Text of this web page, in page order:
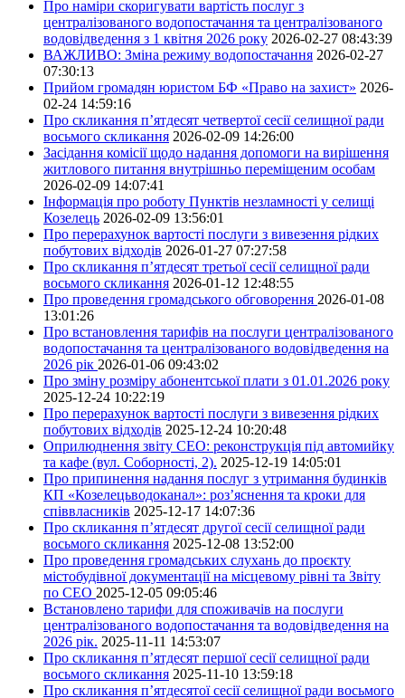
Про наміри скоригувати вартість послуг з
централізованого водопостачання та централізованого
водовідведення з 1 квітня 2026 року 2026-02-27 08:43:39
ВАЖЛИВО: Зміна режиму водопостачання 2026-02-27
07:30:13
Прийом громадян юристом БФ «Право на захист» 2026-
02-24 14:59:16
Про скликання п’ятдесят четвертої сесії селищної ради
восьмого скликання 2026-02-09 14:26:00
Засідання комісії щодо надання допомоги на вирішення
житлового питання внутрішньо переміщеним особам
2026-02-09 14:07:41
Інформація про роботу Пунктів незламності у селищі
Козелець 2026-02-09 13:56:01
Про перерахунок вартості послуги з вивезення рідких
побутових відходів 2026-01-27 07:27:58
Про скликання п’ятдесят третьої сесії селищної ради
восьмого скликання 2026-01-12 12:48:55
Про проведення громадського обговорення 2026-01-08
13:01:26
Про встановлення тарифів на послуги централізованого
водопостачання та централізованого водовідведення на
2026 рік 2026-01-06 09:43:02
Про зміну розміру абонентської плати з 01.01.2026 року
2025-12-24 10:22:19
Про перерахунок вартості послуги з вивезення рідких
побутових відходів 2025-12-24 10:20:48
Оприлюднення звіту СЕО: реконструкція під автомийку
та кафе (вул. Соборності, 2). 2025-12-19 14:05:01
Про припинення надання послуг з утримання будинків
КП «Козелецьводоканал»: роз’яснення та кроки для
співвласників 2025-12-17 14:07:36
Про скликання п’ятдесят другої сесії селищної ради
восьмого скликання 2025-12-08 13:52:00
Про проведення громадських слухань до проєкту
містобудівної документації на місцевому рівні та Звіту
по СЕО 2025-12-05 09:05:46
Встановлено тарифи для споживачів на послуги
централізованого водопостачання та водовідведення на
2026 рік. 2025-11-11 14:53:07
Про скликання п’ятдесят першої сесії селищної ради
восьмого скликання 2025-11-10 13:59:18
Про скликання п’ятдесятої сесії селищної ради восьмого